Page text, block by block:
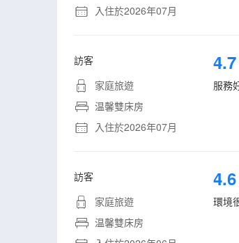
入住於2026年07月
訪客
家庭旅遊
温馨雙床房
入住於2026年07月
4.7
服務
訪客
家庭旅遊
温馨雙床房
4.6
環境